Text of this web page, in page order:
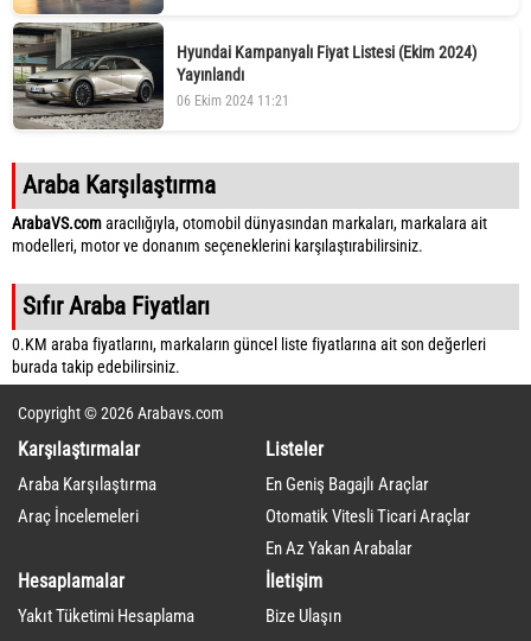
Hyundai Kampanyalı Fiyat Listesi (Ekim 2024)
Yayınlandı
06 Ekim 2024 11:21
Araba Karşılaştırma
ArabaVS.comaracılığıyla, otomobil dünyasından markaları, markalara ait
modelleri, motor ve donanım seçeneklerini karşılaştırabilirsiniz.
Sıfır Araba Fiyatları
0.KM araba fiyatlarını, markaların güncel liste fiyatlarına ait son değerleri
burada takip edebilirsiniz.
Copyright © 2026 Arabavs.com
Karşılaştırmalar
Araba Karşılaştırma
Araç İncelemeleri
Listeler
En Geniş Bagajlı Araçlar
Otomatik Vitesli Ticari Araçlar
En Az Yakan Arabalar
Hesaplamalar
Yakıt Tüketimi Hesaplama
İletişim
Bize Ulaşın